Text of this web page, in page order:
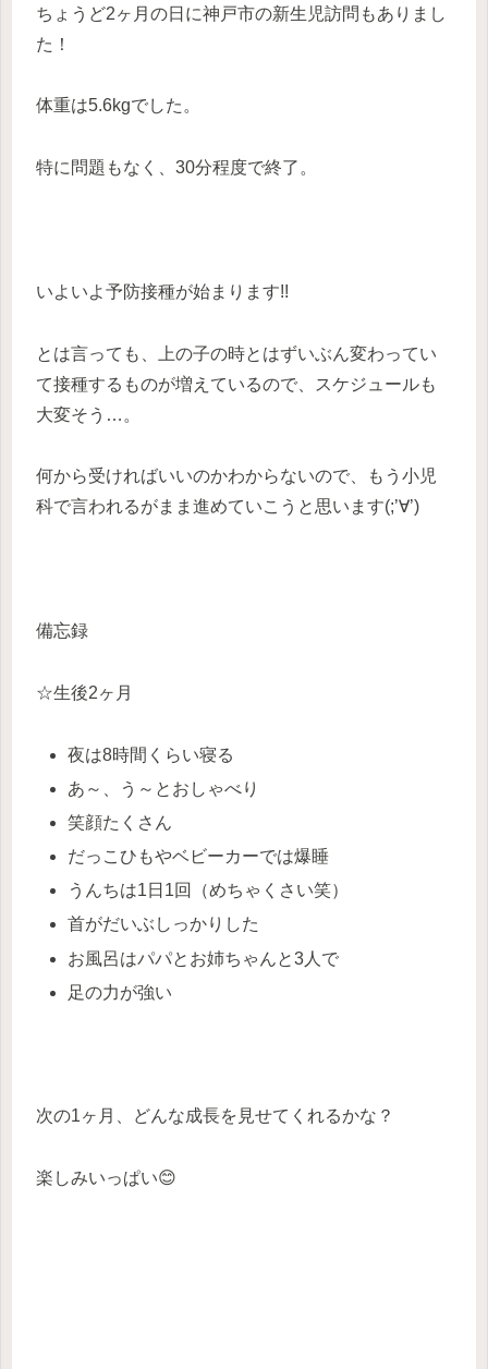
ちょうど2ヶ月の日に神戸市の新生児訪問もありまし
た！
体重は5.6kgでした。
特に問題もなく、30分程度で終了。
いよいよ予防接種が始まります!!
とは言っても、上の子の時とはずいぶん変わってい
て接種するものが増えているので、スケジュールも
大変そう…。
何から受ければいいのかわからないので、もう小児
科で言われるがまま進めていこうと思います(;’∀’)
備忘録
☆生後2ヶ月
夜は8時間くらい寝る
あ～、う～とおしゃべり
笑顔たくさん
だっこひもやベビーカーでは爆睡
うんちは1日1回（めちゃくさい笑）
首がだいぶしっかりした
お風呂はパパとお姉ちゃんと3人で
足の力が強い
次の1ヶ月、どんな成長を見せてくれるかな？
楽しみいっぱい😊